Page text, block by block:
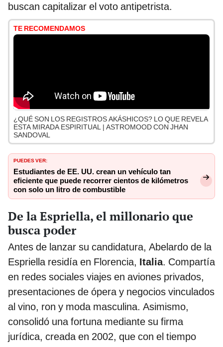
buscan capitalizar el voto antipetrista.
TE RECOMENDAMOS
¿QUÉ SON LOS REGISTROS AKÁSHICOS? LO QUE REVELA
ESTA MIRADA ESPIRITUAL | ASTROMOOD CON JHAN
SANDOVAL
PUEDES VER:
Estudiantes de EE. UU. crean un vehículo tan
eficiente que puede recorrer cientos de kilómetros
con solo un litro de combustible
De la Espriella, el millonario que
busca poder
Antes de lanzar su candidatura, Abelardo de la
Espriella residía en Florencia, Italia. Compartía
en redes sociales viajes en aviones privados,
presentaciones de ópera y negocios vinculados
al vino, ron y moda masculina. Asimismo,
consolidó una fortuna mediante su firma
jurídica, creada en 2002, que con el tiempo